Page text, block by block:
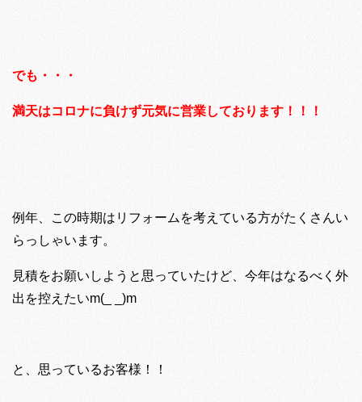
でも・・・
満天はコロナに負けず元気に営業しております！！！
例年、この時期はリフォームを考えている方がたくさんい
らっしゃいます。
見積をお願いしようと思っていたけど、今年はなるべく外
出を控えたいm(_ _)m
と、思っているお客様！！